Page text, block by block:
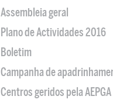
Assembleia geral
Plano de Actividades 2016
Boletim
Campanha de
Centros geridos pela